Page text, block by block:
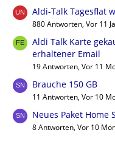
Aldi-Talk Tagesflat
880 Antworten, Vor 11
Aldi Talk Karte
erhaltener Email
19 Antworten, Vor 11
Brauche 150 GB
11 Antworten, Vor 10
Neues Paket Home
8 Antworten, Vor 10